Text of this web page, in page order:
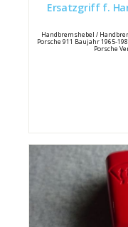
Ersatzgriff f. Handbremshebel Carbon / Alu EQ
Handbremshebel /
Porsche 911 Baujahr 1965-
Porsche